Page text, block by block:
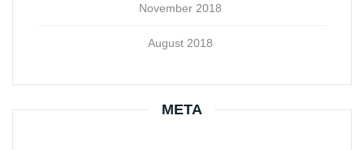
November 2018
August 2018
META